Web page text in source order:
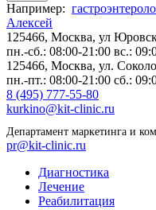
Например:
Алексей
125466, Москва, ул
пн.-сб.: 08:00-21:00 вс.:
125466, Москва, ул.
пн.-пт.: 08:00-21:00 сб.:
8 (495) 777-55-80
kurkino@kit-clinic.ru
Департамент маркетинга и
pr@kit-clinic.ru
Диагностика
Лечение
Реабилитация